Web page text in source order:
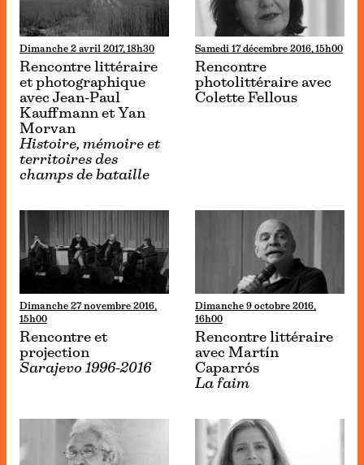
Dimanche 2 avril 2017, 18h30
Rencontre littéraire
et photographique
avec Jean-Paul
Kauffmann et Yan
Morvan
Histoire, mémoire et
territoires des
champs de bataille
Samedi 17 décembre 2016, 15h00
Rencontre
photolittéraire avec
Colette Fellous
Dimanche 27 novembre 2016,
15h00
Rencontre et
projection
Sarajevo 1996-2016
Dimanche 9 octobre 2016,
16h00
Rencontre littéraire
avec Martín
Caparrós
La faim